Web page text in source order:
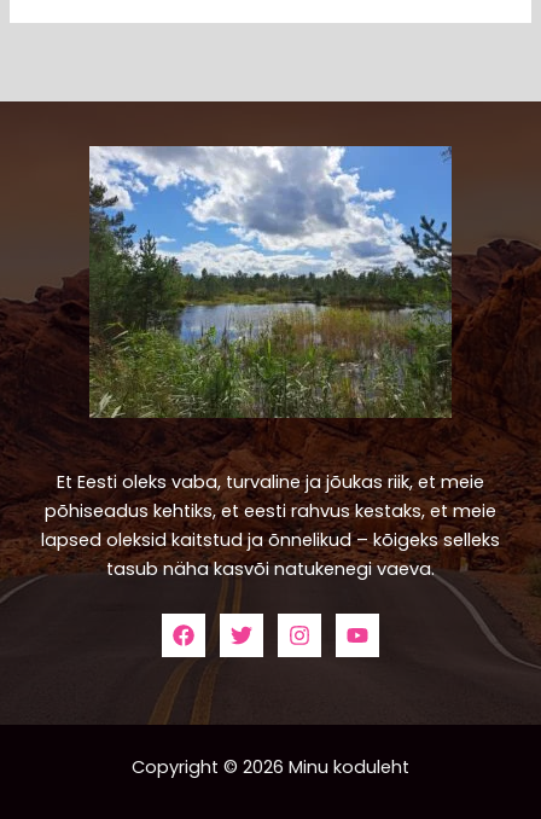
Et Eesti oleks vaba, turvaline ja jõukas riik, et meie
põhiseadus kehtiks, et eesti rahvus kestaks, et meie
lapsed oleksid kaitstud ja õnnelikud – kõigeks selleks
tasub näha kasvõi natukenegi vaeva.
Copyright © 2026 Minu koduleht